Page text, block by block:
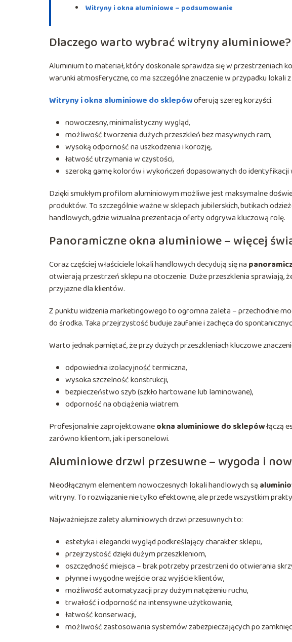
Witryny i okna aluminiowe – podsumowanie
Dlaczego warto wybrać witryny aluminiowe?
Aluminium to materiał, który doskonale sprawdza się w przestrzeniach
warunki atmosferyczne, co ma szczególne znaczenie w przypadku lokali
Witryny i okna aluminiowe do sklepówoferują szereg korzyści:
nowoczesny, minimalistyczny wygląd,
możliwość tworzenia dużych przeszkleń bez masywnych ram,
wysoką odporność na uszkodzenia i korozję,
łatwość utrzymania w czystości,
szeroką gamę kolorów i wykończeń dopasowanych do identyfikacji
Dzięki smukłym profilom aluminiowym możliwe jest maksymalne
produktów. To szczególnie ważne w sklepach jubilerskich, butikach
handlowych, gdzie wizualna prezentacja oferty odgrywa kluczową rolę.
Panoramiczne okna aluminiowe – więcej
Coraz częściej właściciele lokali handlowych decydują się na
otwierają przestrzeń sklepu na otoczenie. Duże przeszklenia sprawiają,
przyjazne dla klientów.
Z punktu widzenia marketingowego to ogromna zaleta – przechodnie
do środka. Taka przejrzystość buduje zaufanie i zachęca do
Warto jednak pamiętać, że przy dużych przeszkleniach kluczowe
odpowiednia izolacyjność termiczna,
wysoka szczelność konstrukcji,
bezpieczeństwo szyb (szkło hartowane lub laminowane),
odporność na obciążenia wiatrem.
Profesjonalnie zaprojektowaneokna aluminiowe do sklepówłączą
zarówno klientom, jak i personelowi.
Aluminiowe drzwi przesuwne – wygoda i
Nieodłącznym elementem nowoczesnych lokali handlowych są
witryny. To rozwiązanie nie tylko efektowne, ale przede wszystkim
Najważniejsze zalety aluminiowych drzwi przesuwnych to:
estetyka i elegancki wygląd podkreślający charakter sklepu,
przejrzystość dzięki dużym przeszkleniom,
oszczędność miejsca – brak potrzeby przestrzeni do otwierania
płynne i wygodne wejście oraz wyjście klientów,
możliwość automatyzacji przy dużym natężeniu ruchu,
trwałość i odporność na intensywne użytkowanie,
łatwość konserwacji,
możliwość zastosowania systemów zabezpieczających po